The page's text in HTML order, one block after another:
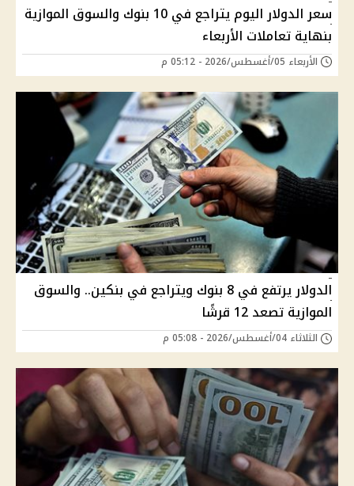
سعر الدولار اليوم يتراجع في 10 بنوك والسوق الموازية
بنهاية تعاملات الأربعاء
الأربعاء 05/أغسطس/2026 - 05:12 م
الدولار يرتفع في 8 بنوك ويتراجع في بنكين.. والسوق
الموازية تصعد 12 قرشًا
الثلاثاء 04/أغسطس/2026 - 05:08 م